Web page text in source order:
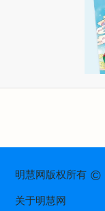
明慧网版权所有©
关于明慧网